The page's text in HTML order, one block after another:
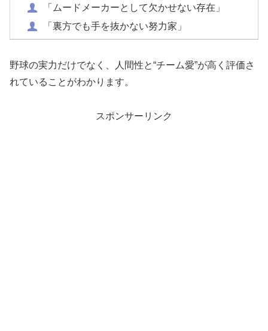
「ムードメーカーとして欠かせない存在」
「裏方でも手を抜かない努力家」
野球の実力だけでなく、人間性と“チーム愛”が高く評価さ
れていることがわかります。
スポンサーリンク